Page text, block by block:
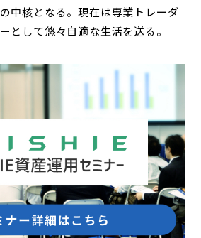
の中核となる。現在は専業トレーダ
ーとして悠々自適な生活を送る。